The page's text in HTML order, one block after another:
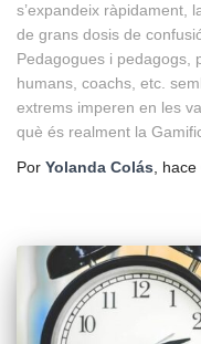
s’expandeix ràpidament,
de grans dosis de
Pedagogues i pedagogs,
humans, coachs, etc.
extrems imperen en les
què és realment la
Por Yolanda Colás , hace